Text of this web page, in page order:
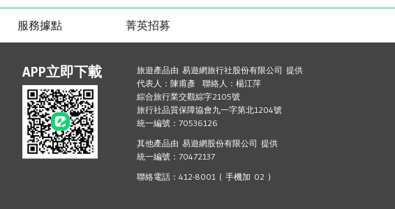
服務據點 菁英招募
APP立即下載
旅遊產品由 易遊網旅行社股份有限公司 提供
代表人：陳甫彥 聯絡人：楊江萍
綜合旅行業交觀綜字2105號
旅行社品質保障協會九一字第北1204號
統一編號：70536126
其他產品由 易遊網股份有限公司 提供
統一編號：70472137
聯絡電話：412-8001 ( 手機加 02 )